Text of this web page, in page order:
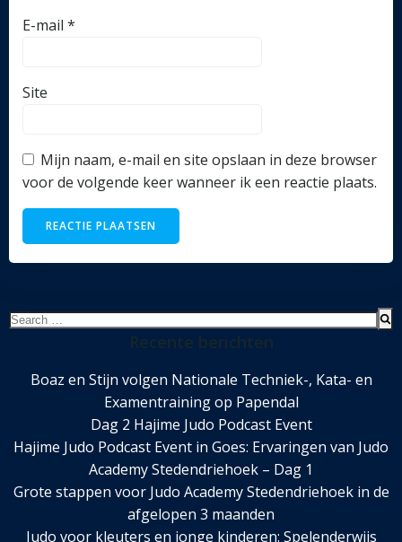
E-mail *
Site
Mijn naam, e-mail en site opslaan in deze browser
voor de volgende keer wanneer ik een reactie plaats.
Search
Boaz en Stijn volgen Nationale Techniek-, Kata- en
Examentraining op Papendal
Dag 2 Hajime Judo Podcast Event
Hajime Judo Podcast Event in Goes: Ervaringen van Judo
Academy Stedendriehoek – Dag 1
Grote stappen voor Judo Academy Stedendriehoek in de
afgelopen 3 maanden
Judo voor kleuters en jonge kinderen: Spelenderwijs